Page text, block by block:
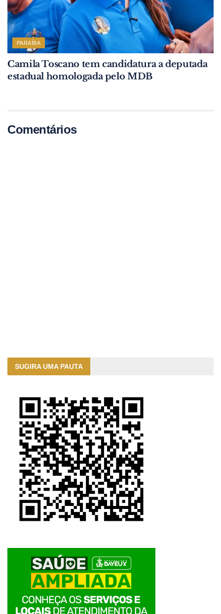
PARAÍBA
Camila Toscano tem candidatura a deputada
estadual homologada pelo MDB
Comentários
SUGIRA UMA PAUTA